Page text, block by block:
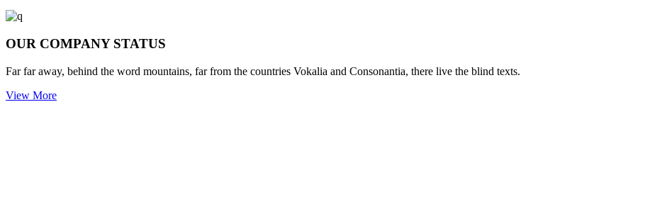
OUR COMPANY STATUS
Far far away, behind the word mountains, far from the countries Vokalia and Consonantia, there live the blind texts.
View More